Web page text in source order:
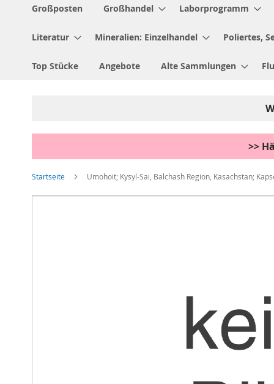
Großposten Großhandel Laborprogramm
Literatur Mineralien: Einzelhandel Poliertes,
Top Stücke Angebote Alte Sammlungen
>>
Startseite Umohoit; Kysyl-Sai, Balchash Region, Kasachstan;
Zum